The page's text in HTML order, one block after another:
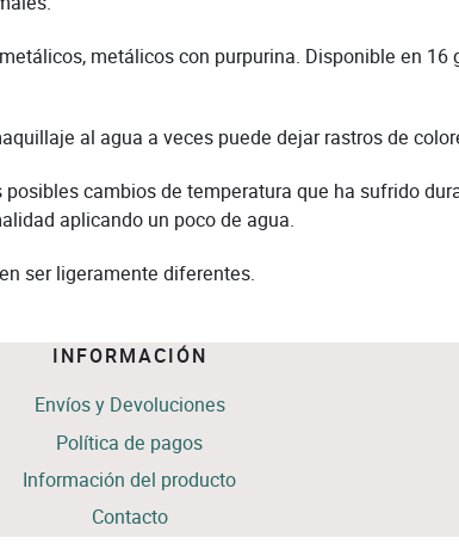
metálicos con purpurina. Disponible en 16
al agua a veces puede dejar rastros de
cambios de temperatura que ha sufrido
aplicando un poco de agua.
ser ligeramente diferentes.
INFORMACIÓN
Envíos y Devoluciones
Política de pagos
Información del producto
Contacto